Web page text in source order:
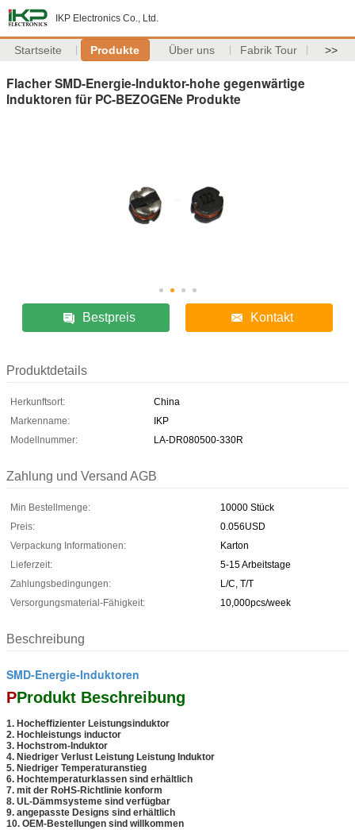
IKP Electronics Co., Ltd.
Startseite Produkte Über uns Fabrik Tour >>
Flacher SMD-Energie-Induktor-hohe gegenwärtige
Induktoren für PC-BEZOGENe Produkte
Bestpreis Kontakt
Produktdetails
Herkunftsort:
China
Markenname:
IKP
Modellnummer:
LA-DR080500-330R
Zahlung und Versand AGB
Min Bestellmenge:
10000 Stück
Preis:
0.056USD
Verpackung Informationen:
Karton
Lieferzeit:
5-15 Arbeitstage
Zahlungsbedingungen:
L/C, T/T
Versorgungsmaterial-Fähigkeit:
10,000pcs/week
Beschreibung
SMD-Energie-Induktoren
PProdukt Beschreibung
1. Hocheffizienter Leistungsinduktor
2. Hochleistungs inductor
3. Hochstrom-Induktor
4. Niedriger Verlust Leistung Leistung Induktor
5. Niedriger Temperaturanstieg
6. Hochtemperaturklassen sind erhältlich
7. mit der RoHS-Richtlinie konform
8. UL-Dämmsysteme sind verfügbar
9. angepasste Designs sind erhältlich
10. OEM-Bestellungen sind willkommen